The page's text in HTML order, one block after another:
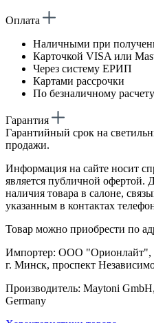
Оплата
Наличными при
Карточкой VISA или
Через систему ЕРИП
Картами рассрочки
По безналичному расчету
Гарантия
Гарантийный срок на
продажи.
Информация на сайте носит
является публичной офертой.
наличия товара в салоне,
указанным в контактах
Товар можно приобрести по
Импортер: ООО "Орионлайт",
г. Минск, проспект
Производитель: Maytoni
Germany